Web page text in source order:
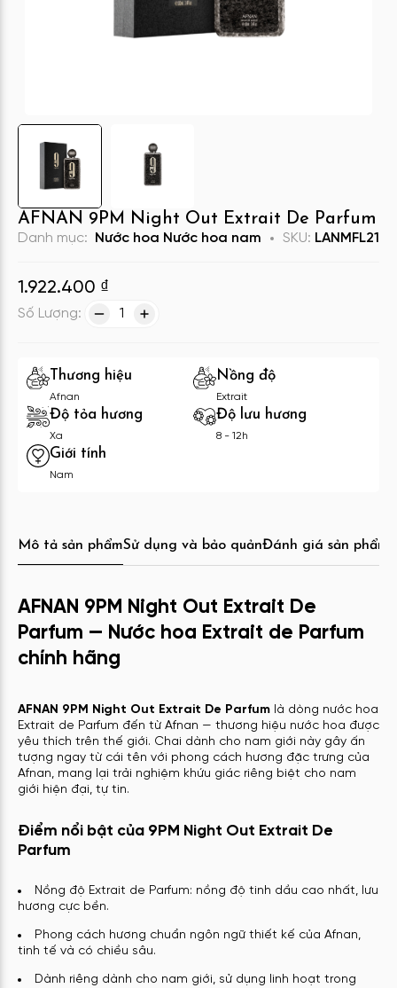
AFNAN 9PM Night Out Extrait De Parfum
Danh mục: Nước hoa Nước hoa nam SKU: LANMFL21
1.922.400 ₫
Số Lượng: 1
Thương hiệu
Afnan
Nồng độ
Extrait
Độ tỏa hương
Xa
Độ lưu hương
8 - 12h
Giới tính
Nam
Mô tả sản phẩmSử dụng và bảo quảnĐánh giá sản phẩm
AFNAN 9PM Night Out Extrait De
Parfum — Nước hoa Extrait de Parfum
chính hãng
AFNAN 9PM Night Out Extrait De Parfum là dòng nước hoa
Extrait de Parfum đến từ Afnan — thương hiệu nước hoa được
yêu thích trên thế giới. Chai dành cho nam giới này gây ấn
tượng ngay từ cái tên với phong cách hương đặc trưng của
Afnan, mang lại trải nghiệm khứu giác riêng biệt cho nam
giới hiện đại, tự tin.
Điểm nổi bật của 9PM Night Out Extrait De
Parfum
Nồng độ Extrait de Parfum: nồng độ tinh dầu cao nhất, lưu
hương cực bền.
Phong cách hương chuẩn ngôn ngữ thiết kế của Afnan,
tinh tế và có chiều sâu.
Dành riêng dành cho nam giới, sử dụng linh hoạt trong